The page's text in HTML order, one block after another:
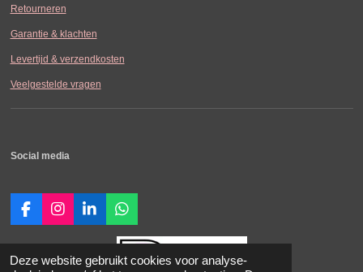
Deze website gebruikt cookies voor analyse-
Retourneren
Garantie & klachten
Levertijd & verzendkosten
Veelgestelde vragen
Social media
F
a
c
e
I
n
s
t
L
i
n
k
W
h
a
t